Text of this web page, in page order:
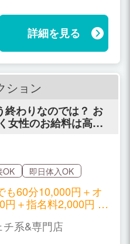
詳細を見る
ション
わりなのでは？ お
女性のお給料は高
プンします！
OK 即日体入OK
も60分10,000円＋オ
円＋指名料2,000円 比
の利益を減らし、お
系&専門店